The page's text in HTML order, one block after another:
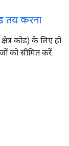
तय करना
कोड) के लिए ही
को सीमित करें.